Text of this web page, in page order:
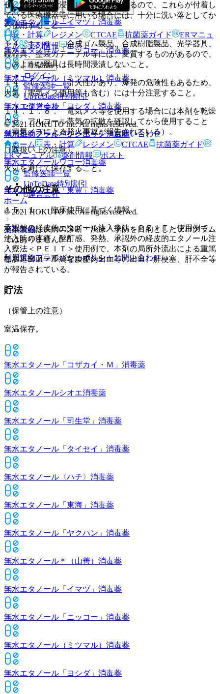
無水エタノール「イマヅ」 消毒薬
無水エタノール「ニッコー」消毒薬
無水エタノール（ミツマル） 消毒薬
無水エタノール「ヨシダ」 消毒薬
無水エタノール「ケンエー」消毒薬
無水エタノールワコー消毒薬
無水エタノール「東豊」 消毒薬
ホーム
薬剤情報
無水エタノール「マルイシ」
せ、内部にまで浸透しないことがあるので、これらが付着し
ている医療機器等に用いる場合には、十分に洗い落としてか
ら使用すること。
１４．１．６． 合成ゴム製品、合成樹脂製品、光学器具、
鏡器具、塗装カテーテル等には、変質するものがあるので、
このような器具は長時間浸漬しないこと。
１４．１．７． 引火性があり、爆発の危険性もあるため、
火気（電気メス使用等も含む）には十分注意すること。
１４．１．８． 電気メス等を使用する場合には本剤を乾燥
させ、アルコール蒸気の拡散を確認してから使用すること
（電気メスによる発火事故が報告されている）。
（取扱い上の注意）
火気を避けて保存すること。
その他の注意
１５．１． 臨床使用に基づく情報
承認外の経皮的エタノール注入療法＜ＰＥＩＴ＞使用例で、
注入時の疼痛、酩酊感、発熱、承認外の経皮的エタノール注
入療法＜ＰＥＩＴ＞使用例で、本剤の局所外流出による重篤
な胆道出血・重篤な腹腔内出血等の出血、肝梗塞、肝不全等
が報告されている。
貯法
（保管上の注意）
室温保存。
無水エタノール「コザカイ・Ｍ」 消毒薬
無水エタノールシオエ消毒薬
無水エタノール「司生堂」 消毒薬
無水エタノール「タイセイ」 消毒薬
無水エタノール〈ハチ〉 消毒薬
無水エタノール「東海」 消毒薬
無水エタノール「ヤクハン」 消毒薬
無水エタノール＊（山善） 消毒薬
無水エタノール「イマヅ」 消毒薬
無水エタノール「ニッコー」 消毒薬
無水エタノール（ミツマル） 消毒薬
無水エタノール「ヨシダ」 消毒薬
ホーム
ノート
表・計算
レジメン CTCAE 抗菌薬ガイド
ERマニュ
アル
薬剤情報 ポスト
新規登録
ログイン
監修医師一覧
UpToDate特別割引
運営会社
© 2021 HOKUTO Inc. All rights reserved.
利用規約プライバシーポリシーお問い合わせ
ホーム
表・計算 レジメン CTCAE
抗菌薬ガイド
ERマニュアル
薬剤情報 ポスト
監修医師一覧
UpToDate特別割引
運営会社
© 2021 HOKUTO Inc. All rights reserved.
※本製品は疾病の診断・治療・予防を目的としたプログラム
ではありません。
利用規約プライバシーポリシーお問い合わせ